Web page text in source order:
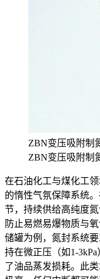
ZBN变压吸附制
ZBN变压吸附制
在石油化工与煤化工领
的惰性气氛保障系统
节，持续供给高纯度
防止易燃易爆物质与
储罐为例，氮封系统
持在微正压（如1-
了油品蒸发损耗。此